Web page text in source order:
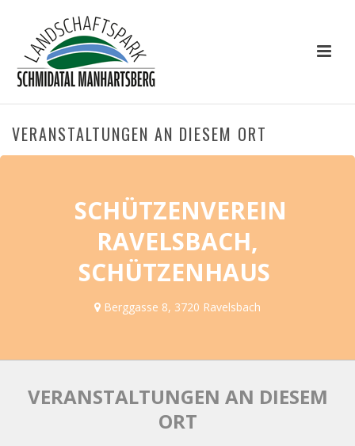
VERANSTALTUNGEN AN DIESEM ORT
SCHÜTZENVEREIN
RAVELSBACH,
SCHÜTZENHAUS
Berggasse 8, 3720 Ravelsbach
VERANSTALTUNGEN AN DIESEM
ORT